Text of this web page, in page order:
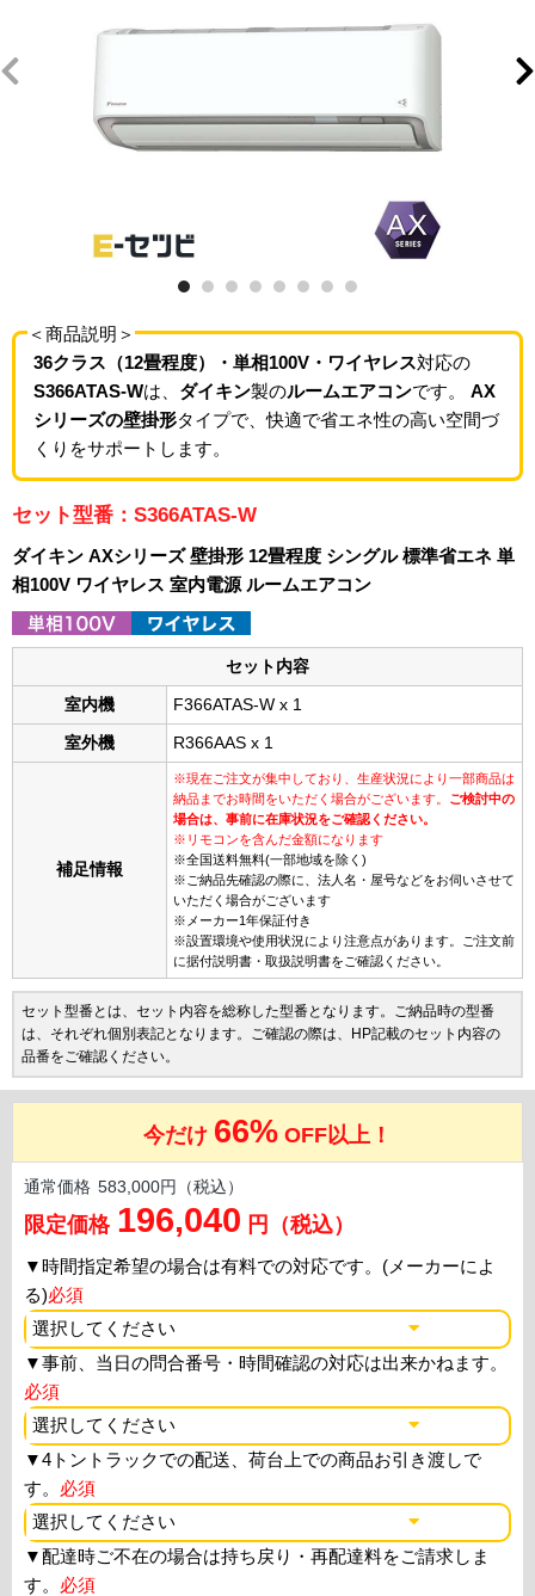
＜商品説明＞
36クラス（12畳程度）・単相100V・ワイヤレス対応の
S366ATAS-Wは、 ダイキン製のルームエアコンです。 AX
シリーズの壁掛形タイプで、快適で省エネ性の高い空間づ
くりをサポートします。
セット型番：S366ATAS-W
ダイキン AXシリーズ 壁掛形 12畳程度 シングル 標準省エネ 単
相100V ワイヤレス 室内電源 ルームエアコン
セット内容
室内機 F366ATAS-W x 1
室外機 R366AAS x 1
補足情報
※現在ご注文が集中しており、生産状況により一部商品は
納品までお時間をいただく場合がございます。 ご検討中の
場合は、事前に在庫状況をご確認ください。
※リモコンを含んだ金額になります
※全国送料無料(一部地域を除く)
※ご納品先確認の際に、法人名・屋号などをお伺いさせて
いただく場合がございます
※メーカー1年保証付き
※設置環境や使用状況により注意点があります。ご注文前
に据付説明書・取扱説明書をご確認ください。
セット型番とは、セット内容を総称した型番となります。ご納品時の型番
は、それぞれ個別表記となります。ご確認の際は、HP記載のセット内容の
品番をご確認ください。
今だけ 66% OFF以上！
通常価格 583,000円（税込）
限定価格 196,040 円（税込）
▼時間指定希望の場合は有料での対応です。(メーカーによ
る)必須
▼事前、当日の問合番号・時間確認の対応は出来かねます。
必須
▼4トントラックでの配送、荷台上での商品お引き渡しで
す。 必須
▼配達時ご不在の場合は持ち戻り・再配達料をご請求しま
す。 必須